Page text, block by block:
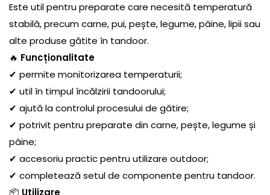
Este util pentru preparate care necesită temperatură
stabilă, precum carne, pui, pește, legume, pâine, lipii sau
alte produse gătite în tandoor.
🔥 Funcționalitate
✔ permite monitorizarea temperaturii;
✔ util în timpul încălzirii tandoorului;
✔ ajută la controlul procesului de gătire;
✔ potrivit pentru preparate din carne, pește, legume și
pâine;
✔ accesoriu practic pentru utilizare outdoor;
✔ completează setul de componente pentru tandoor.
📦 Utilizare